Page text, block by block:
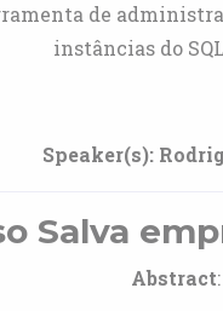
de
instâncias do
Speaker(s):
Salva
Abstract: